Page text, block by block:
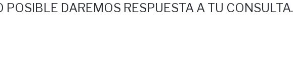
POSIBLE DAREMOS RESPUESTA A TU CONSULTA.